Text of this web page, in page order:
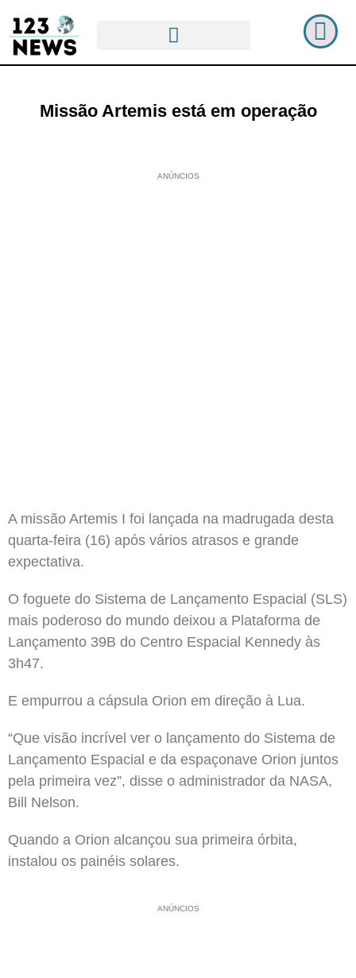
Missão Artemis está em operação
ANÚNCIOS
A missão Artemis I foi lançada na madrugada desta
quarta-feira (16) após vários atrasos e grande
expectativa.
O foguete do Sistema de Lançamento Espacial (SLS)
mais poderoso do mundo deixou a Plataforma de
Lançamento 39B do Centro Espacial Kennedy às
3h47.
E empurrou a cápsula Orion em direção à Lua.
“Que visão incrível ver o lançamento do Sistema de
Lançamento Espacial e da espaçonave Orion juntos
pela primeira vez”, disse o administrador da NASA,
Bill Nelson.
Quando a Orion alcançou sua primeira órbita,
instalou os painéis solares.
ANÚNCIOS